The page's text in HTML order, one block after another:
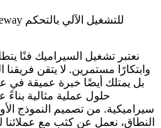
وابتكارًا مستمرين. لا يتقن
بل يمتلك أيضًا خبرة عميقة في
حلول عملية مثالية
سيراميكية. من تصميم النموذج
النطاق، نعمل عن كثب مع